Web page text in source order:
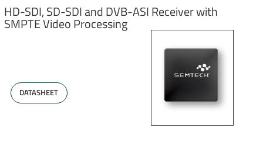
HD-SDI, SD-SDI and DVB-ASI Receiver with
SMPTE Video Processing
DATASHEET